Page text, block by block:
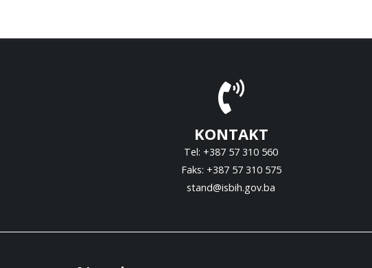
KONTAKT
Tel: +387 57 310 560
Faks: +387 57 310 575
stand@isbih.gov.ba